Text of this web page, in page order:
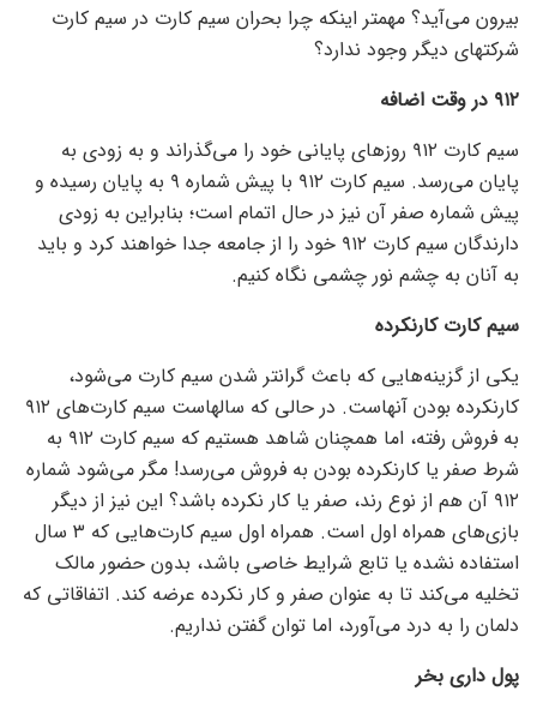
بیرون می‌آید؟ مهمتر اینکه چرا بحران سیم کارت در سیم کارت
شرکتهای دیگر وجود ندارد؟
۹۱۲ در وقت اضافه
سیم کارت ۹۱۲ روز‌های پایانی خود را می‌گذراند و به زودی به
پایان می‌رسد. سیم کارت ۹۱۲ با پیش شماره ۹ به پایان رسیده و
پیش شماره صفر آن نیز در حال اتمام است؛ بنابراین به زودی
دارندگان سیم کارت ۹۱۲ خود را از جامعه جدا خواهند کرد و باید
به آنان به چشم نور چشمی نگاه کنیم.
سیم کارت کارنکرده
یکی از گزینه‌هایی که باعث گرانتر شدن سیم کارت می‌شود،
کارنکرده بودن آنهاست. در حالی که سالهاست سیم کارت‌های ۹۱۲
به فروش رفته، اما همچنان شاهد هستیم که سیم کارت ۹۱۲ به
شرط صفر یا کارنکرده بودن به فروش می‌رسد! مگر می‌شود شماره
۹۱۲ آن هم از نوع رند، صفر یا کار نکرده باشد؟ این نیز از دیگر
بازی‌های همراه اول است. همراه اول سیم کارت‌هایی که ۳ سال
استفاده نشده یا تابع شرایط خاصی باشد، بدون حضور مالک
تخلیه می‌کند تا به عنوان صفر و کار نکرده عرضه کند. اتفاقاتی که
دلمان را به درد می‌آورد، اما توان گفتن نداریم.
پول داری بخر